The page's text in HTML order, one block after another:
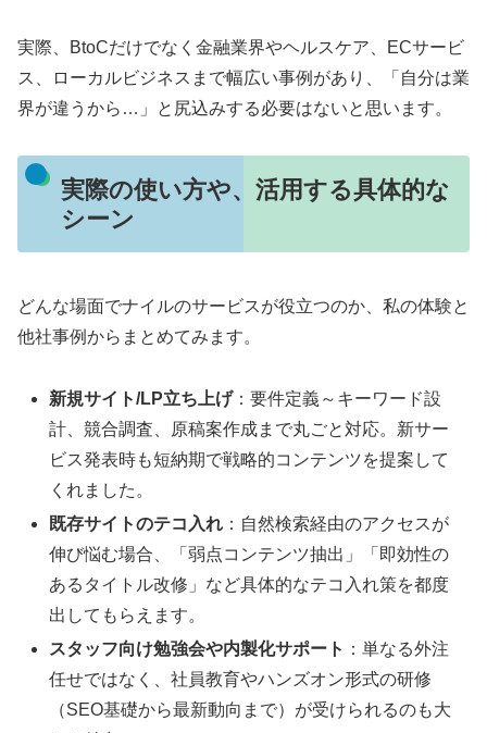
実際、BtoCだけでなく金融業界やヘルスケア、ECサービ
ス、ローカルビジネスまで幅広い事例があり、「自分は業
界が違うから…」と尻込みする必要はないと思います。
実際の使い方や、活用する具体的な
シーン
どんな場面でナイルのサービスが役立つのか、私の体験と
他社事例からまとめてみます。
新規サイト/LP立ち上げ：要件定義～キーワード設
計、競合調査、原稿案作成まで丸ごと対応。新サー
ビス発表時も短納期で戦略的コンテンツを提案して
くれました。
既存サイトのテコ入れ ：自然検索経由のアクセスが
伸び悩む場合、「弱点コンテンツ抽出」「即効性の
あるタイトル改修」など具体的なテコ入れ策を都度
出してもらえます。
スタッフ向け勉強会や内製化サポート ：単なる外注
任せではなく、社員教育やハンズオン形式の研修
（SEO基礎から最新動向まで）が受けられるのも大